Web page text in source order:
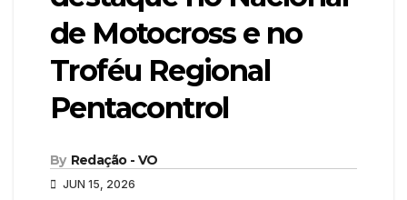
de Motocross e no
Troféu Regional
Pentacontrol
By Redação - VO
JUN 15, 2026